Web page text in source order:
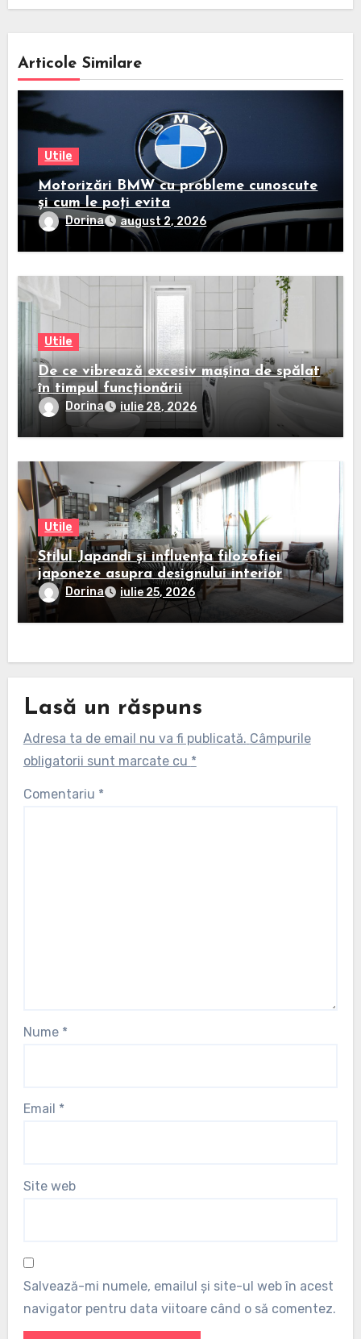
Articole Similare
Utile
Motorizări BMW cu probleme cunoscute
și cum le poți evita
Dorina august 2, 2026
Utile
De ce vibrează excesiv mașina de spălat
în timpul funcționării
Dorina iulie 28, 2026
Utile
Stilul Japandi și influența filozofiei
japoneze asupra designului interior
Dorina iulie 25, 2026
Lasă un răspuns
Adresa ta de email nu va fi publicată. Câmpurile
obligatorii sunt marcate cu *
Comentariu *
Nume *
Email *
Site web
Salvează-mi numele, emailul și site-ul web în acest
navigator pentru data viitoare când o să comentez.